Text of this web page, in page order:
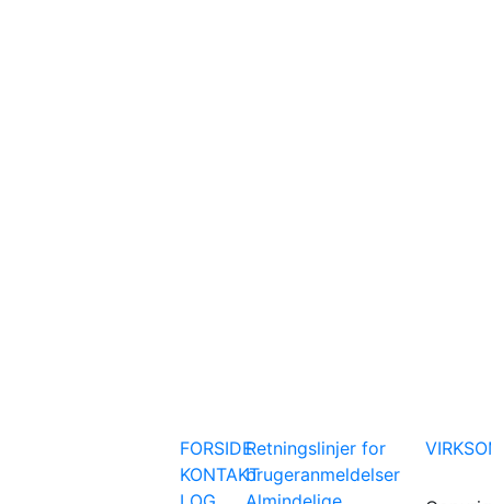
FORSIDE
KONTAKT
Retningslinjer for
brugeranmeldelser